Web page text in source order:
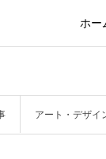
ホー
アート・デザイ